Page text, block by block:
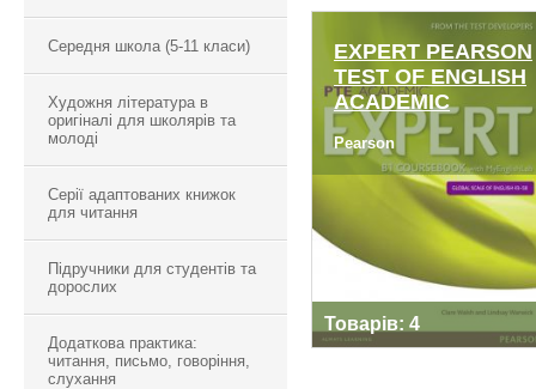
Середня школа (5-11 класи)
Художня література в
оригіналі для школярів та
молоді
Серії адаптованих книжок
для читання
Підручники для студентів та
дорослих
Додаткова практика:
читання, письмо, говоріння,
слухання
EXPERT PEARSON
TEST OF ENGLISH
ACADEMIC
Pearson
Товарів: 4
EXPERT PEARSON
TEST OF ENGLISH
ACADEMIC